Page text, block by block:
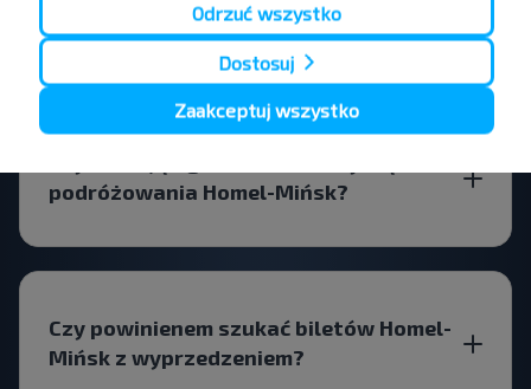
Jak zarezerwować bilety?
podróżowania Homel-Mińsk?
Czy powinienem szukać biletów Homel-
Mińsk z wyprzedzeniem?
Odrzuć wszystko
Dostosuj
Zaakceptuj wszystko